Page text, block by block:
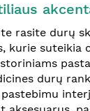
rasite durų
kurie suteikia
durų